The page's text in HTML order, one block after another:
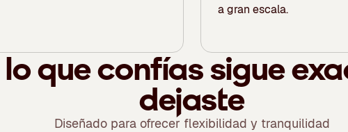
a gran escala.
que confías sigue
dejaste
Diseñado para ofrecer flexibilidad y tranquilidad